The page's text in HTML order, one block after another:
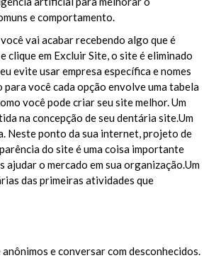
e comportamento.
vai acabar recebendo algo que é
clique em Excluir Site, o site é eliminado
evite usar empresa específica e nomes
você cada opção envolve uma tabela
você pode criar seu site melhor. Um
na concepção de seu dentária site.Um
Neste ponto da sua internet, projeto de
do site é uma coisa importante
ajudar o mercado em sua organização.Um
das primeiras atividades que
e conversar com desconhecidos.